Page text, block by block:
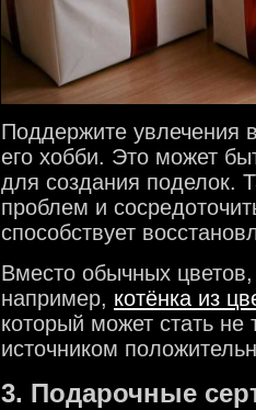
Поддержите увлечения
его хобби. Это может
для создания поделок.
проблем и
способствует
Вместо обычных
например, котёнка из
который может стать
источником
3. Подарочные